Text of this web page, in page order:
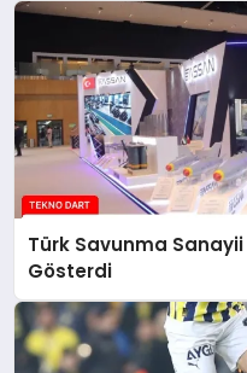
Türk Savunma Sanayii
Gösterdi